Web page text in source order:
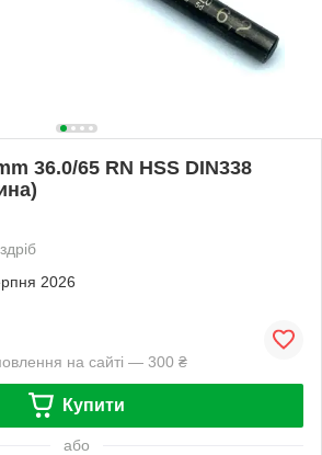
36.0/65 RN HSS DIN338
2026
на сайті — 300 ₴
Купити
або